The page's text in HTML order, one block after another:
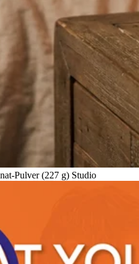
Pulver (227 g) Studio